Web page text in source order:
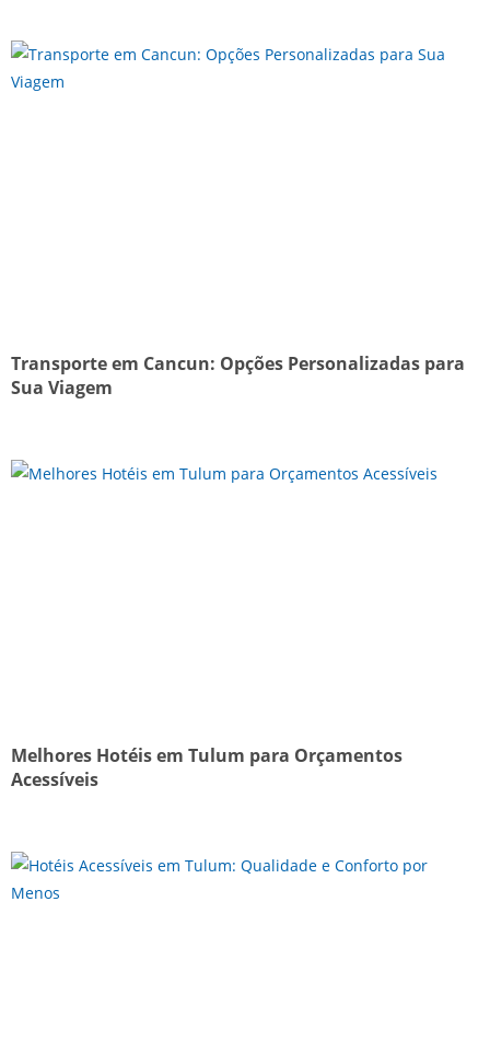
Transporte em Cancun: Opções Personalizadas para
Sua Viagem
Melhores Hotéis em Tulum para Orçamentos
Acessíveis